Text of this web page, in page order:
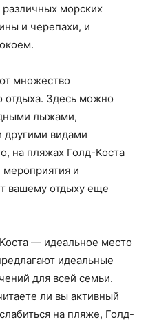
морских
и черепахи, и
множество
отдыха. Здесь можно
лыжами,
другими видами
на пляжах Голд-Коста
мероприятия и
вашему отдыху еще
— идеальное место
идеальные
для всей семьи.
ли вы активный
на пляже, Голд-